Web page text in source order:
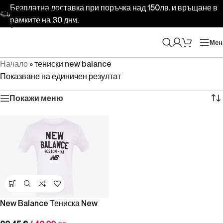
Skip to navigation
Skip to main content
Безплатна доставка при поръчка над 150лв. и връщане в
рамките на 30 дни.
Начало »тениски new balance
Показване на единичен резултат
Покажи меню
New Balance Тениска New